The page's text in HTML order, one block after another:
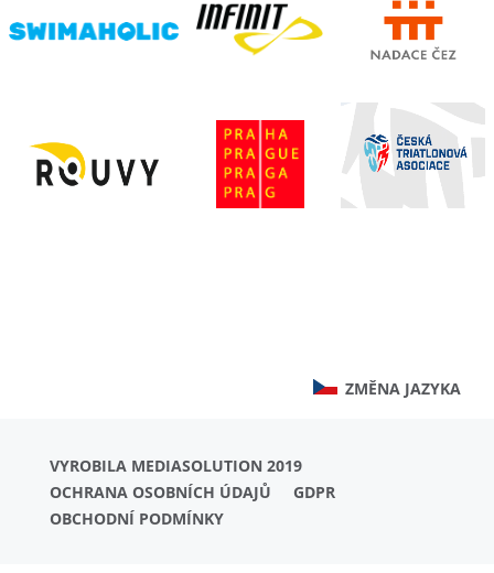
VYROBILA MEDIASOLUTION 2019
OCHRANA OSOBNÍCH ÚDAJŮ
GDPR
OBCHODNÍ PODMÍNKY
ZMĚNA JAZYKA